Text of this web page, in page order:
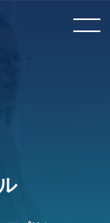
toggle
navigation